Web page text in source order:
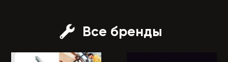
Все бренды